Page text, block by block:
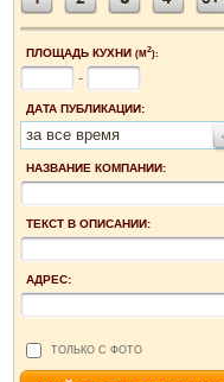
ПЛОЩАДЬ КУХНИ (М2):
-
ДАТА ПУБЛИКАЦИИ:
за все время
НАЗВАНИЕ КОМПАНИИ:
ТЕКСТ В ОПИСАНИИ:
АДРЕС:
ТОЛЬКО С ФОТО